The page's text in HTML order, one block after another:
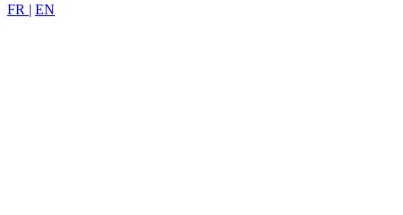
FR | EN